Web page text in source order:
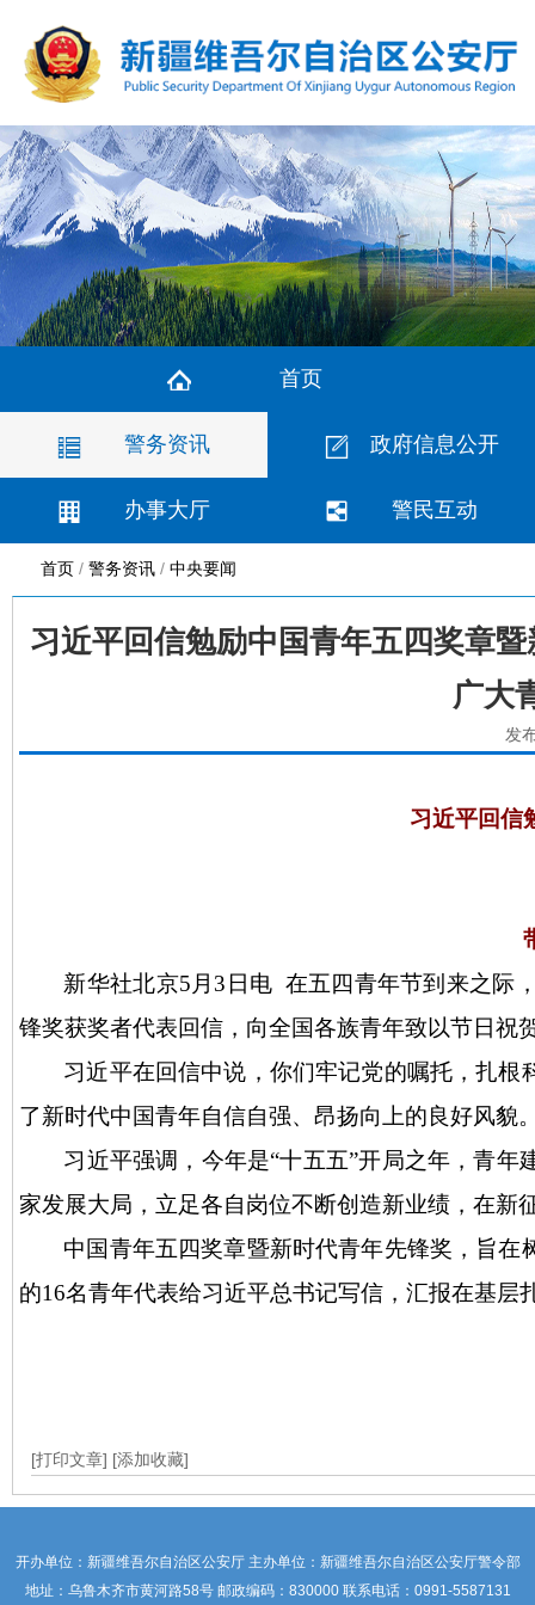
首页
警务资讯 政府信息公开
办事大厅 警民互动
首页 / 警务资讯 / 中央要闻
习近平回信勉励中国青年五四奖章
广大
发
习近平回信
新华社北京5月3日电 在五四青年节到来之际
锋奖获奖者代表回信，向全国各族青年致以节日祝
习近平在回信中说，你们牢记党的嘱托，扎
了新时代中国青年自信自强、昂扬向上的良好风貌
习近平强调，今年是“十五五”开局之年，青年
家发展大局，立足各自岗位不断创造新业绩，在新
中国青年五四奖章暨新时代青年先锋奖，旨
的16名青年代表给习近平总书记写信，汇报在基层
[打印文章] [添加收藏]
开办单位：新疆维吾尔自治区公安厅 主办单位：新疆维吾尔自治区公安厅警令部
地址：乌鲁木齐市黄河路58号 邮政编码：830000 联系电话：0991-5587131